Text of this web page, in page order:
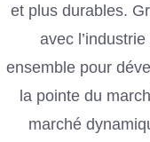
et plus durables.
avec
ensemble pour
la pointe du
marché